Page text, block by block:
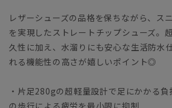
レザーシューズの品格を保ちながら、ス
を実現したストレートチップシューズ。
久性に加え、水溜りにも安心な生活防水
れる機能性の高さが嬉しいポイント◎
・片足280gの超軽量設計で足にかかる
の歩行による疲労を最小限に抑制